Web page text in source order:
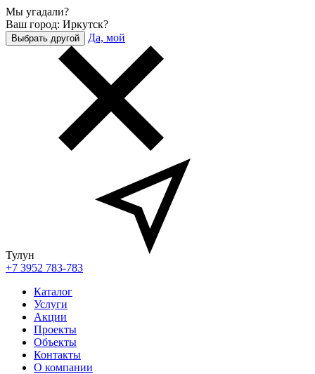
Мы угадали?
Ваш город: Иркутск?
Выбрать другой Да, мой
Тулун
+7 3952 783-783
Каталог
Услуги
Акции
Проекты
Объекты
Контакты
О компании